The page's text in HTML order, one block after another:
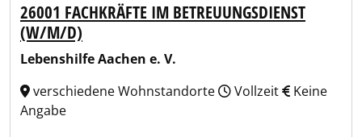
26001 FACHKRÄFTE IM BETREUUNGSDIENST
(W/M/D)
Lebenshilfe Aachen e. V.
verschiedene Wohnstandorte
Vollzeit
Keine
Angabe